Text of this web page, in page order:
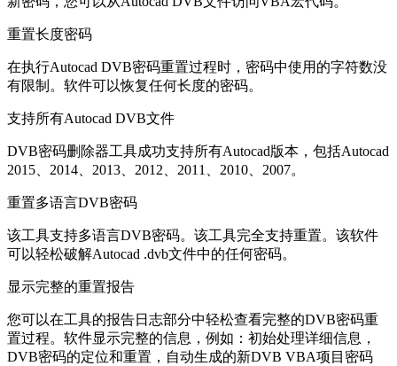
重置长度密码
在执行Autocad DVB密码重置过程时，密码中使用的字符数没
有限制。软件可以恢复任何长度的密码。
支持所有Autocad DVB文件
DVB密码删除器工具成功支持所有Autocad版本，包括Autocad
2015、2014、2013、2012、2011、2010、2007。
重置多语言DVB密码
该工具支持多语言DVB密码。该工具完全支持重置。该软件
可以轻松破解Autocad .dvb文件中的任何密码。
显示完整的重置报告
您可以在工具的报告日志部分中轻松查看完整的DVB密码重
置过程。软件显示完整的信息，例如：初始处理详细信息，
DVB密码的定位和重置，自动生成的新DVB VBA项目密码